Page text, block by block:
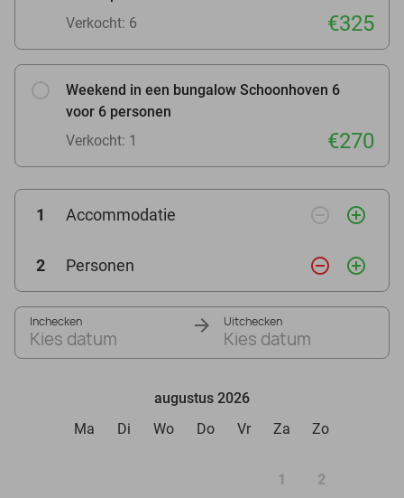
Verkocht: 6
€325
Weekend in een bungalow Schoonhoven 6
voor 6 personen
Verkocht: 1
€270
1 Accommodatie remove_circle_outline add_circle_outline
2 Personen remove_circle_outline add_circle_outline
Inchecken
Kies datum
Uitchecken
Kies datum
augustus 2026
Ma
Di Wo Do Vr Za Zo
1 2